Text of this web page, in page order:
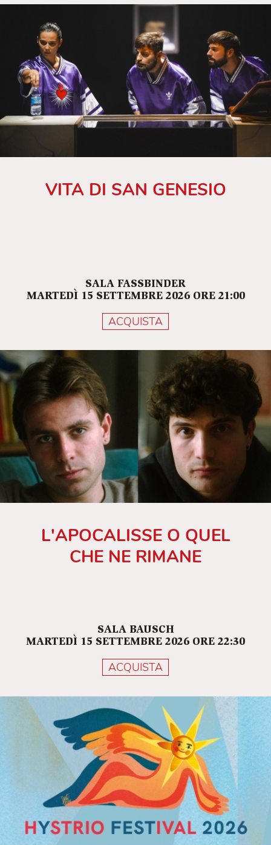
VITA DI SAN GENESIO
SALA FASSBINDER
MARTEDÌ 15 SETTEMBRE 2026 ORE 21:00
ACQUISTA
L'APOCALISSE O QUEL
CHE NE RIMANE
SALA BAUSCH
MARTEDÌ 15 SETTEMBRE 2026 ORE 22:30
ACQUISTA